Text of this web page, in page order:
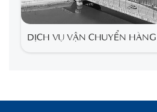
DỊCH VỤ VẬN CHUYỂN